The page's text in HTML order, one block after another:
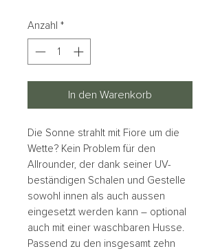
Anzahl *
In den Warenkorb
Die Sonne strahlt mit Fiore um die
Wette? Kein Problem für den
Allrounder, der dank seiner UV-
beständigen Schalen und Gestelle
sowohl innen als auch aussen
eingesetzt werden kann – optional
auch mit einer waschbaren Husse.
Passend zu den insgesamt zehn